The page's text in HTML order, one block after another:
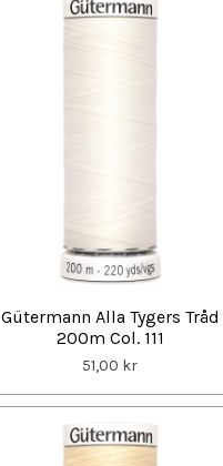
Gütermann Alla Tygers Tråd
200m Col. 111
51,00 kr